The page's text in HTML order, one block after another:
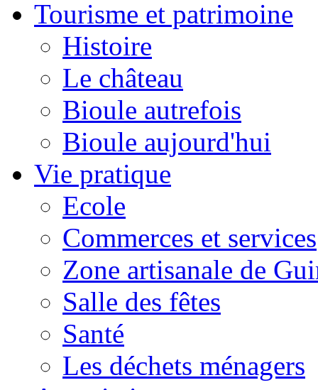
Tourisme et patrimoine
Histoire
Le château
Bioule autrefois
Bioule aujourd'hui
Vie pratique
Ecole
Commerces et services
Zone artisanale de
Salle des fêtes
Santé
Les déchets ménagers